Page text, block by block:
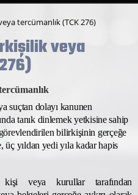
tercümanlık (TCK 276)
veya
suçtan dolayı kanunen
tanık dinlemek yetkisine sahip
bilirkişinin gerçeğe
üç yıldan yedi yıla kadar hapis
veya kurullar tarafından